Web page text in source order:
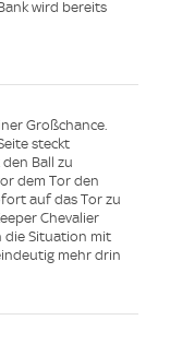
wird bereits
Großchance.
steckt
Ball zu
dem Tor den
auf das Tor zu
Chevalier
die Situation mit
mehr drin